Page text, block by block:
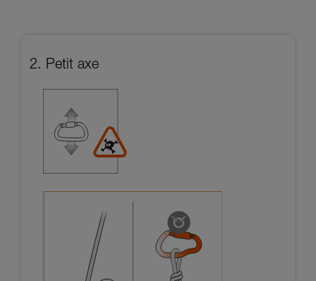
2. Petit axe